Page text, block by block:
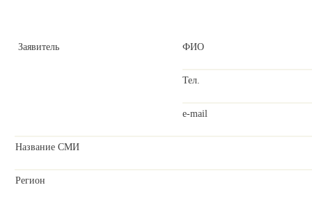
Заявитель ФИО
Тел.
e-mail
Название СМИ
Регион